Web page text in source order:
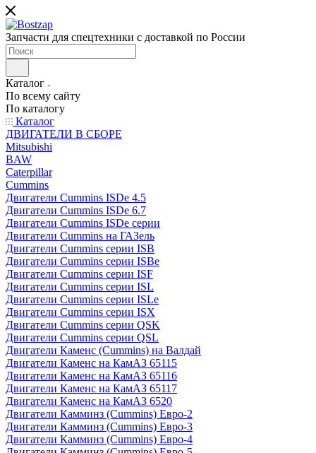
Запчасти для спецтехники с доставкой по России
Каталог
По всему сайту
По каталогу
Каталог
ДВИГАТЕЛИ В СБОРЕ
Mitsubishi
BAW
Caterpillar
Cummins
Двигатели Cummins ISDe 4.5
Двигатели Cummins ISDe 6.7
Двигатели Cummins ISDe серии
Двигатели Cummins на ГАЗель
Двигатели Cummins серии ISB
Двигатели Cummins серии ISBe
Двигатели Cummins серии ISF
Двигатели Cummins серии ISL
Двигатели Cummins серии ISLe
Двигатели Cummins серии ISX
Двигатели Cummins серии QSK
Двигатели Cummins серии QSL
Двигатели Каменс (Cummins) на Валдай
Двигатели Каменс на КамАЗ 65115
Двигатели Каменс на КамАЗ 65116
Двигатели Каменс на КамАЗ 65117
Двигатели Каменс на КамАЗ 6520
Двигатели Камминз (Cummins) Евро-2
Двигатели Камминз (Cummins) Евро-3
Двигатели Камминз (Cummins) Евро-4